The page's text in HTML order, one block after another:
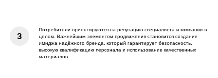
Потребители ориентируются на репутацию специалиста и компании в
целом. Важнейшим элементом продвижения становится создание
имиджа надёжного бренда, который гарантирует безопасность,
высокую квалификацию персонала и использование качественных
материалов.